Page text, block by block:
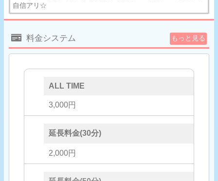
自信アリ☆
料金システム もっと見る
ALL TIME
3,000円
延長料金(30分)
2,000円